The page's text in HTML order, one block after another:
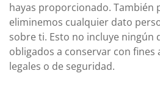
hayas proporcionado. También
eliminemos cualquier dato
sobre ti. Esto no incluye ningún
obligados a conservar con
legales o de seguridad.